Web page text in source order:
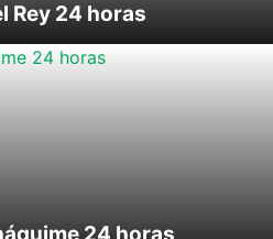
Rey 24 horas